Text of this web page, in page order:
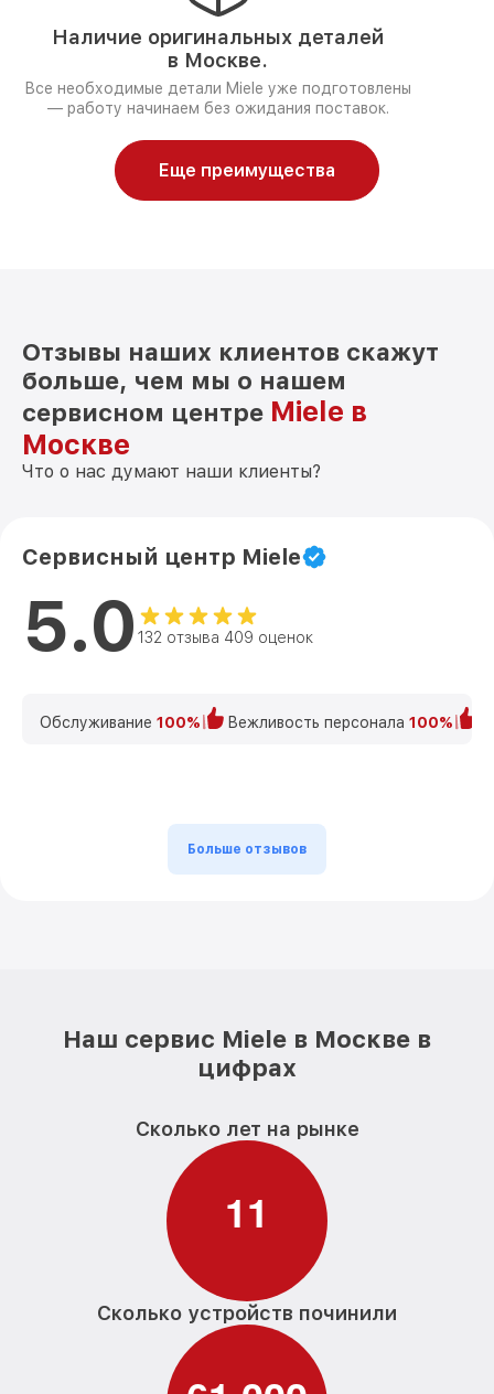
Наличие оригинальных деталей
в Москве.
Все необходимые детали Miele уже подготовлены
— работу начинаем без ожидания поставок.
Еще преимущества
Отзывы наших клиентов скажут
больше, чем мы о нашем
сервисном центре Miele в
Москве
Что о нас думают наши клиенты?
Сервисный центр Miele
5.0 132 отзыва 409 оценок
Обслуживание 100% Вежливость персонала 100%
Больше отзывов
Наш сервис Miele в Москве в
цифрах
Сколько лет на рынке
11
Сколько устройств починили